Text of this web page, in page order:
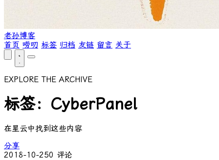
老孙博客
首页 唠叨 标签 归档 友链 留言 关于
EXPLORE THE ARCHIVE
标签：CyberPanel
在星云中找到这些内容
分享
2018-10-250 评论